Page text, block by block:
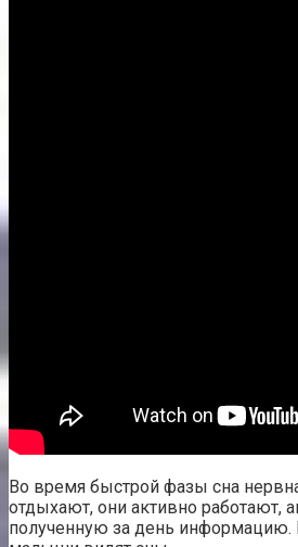
Во время быстрой фазы сна
отдыхают, они активно работают,
полученную за день информацию.